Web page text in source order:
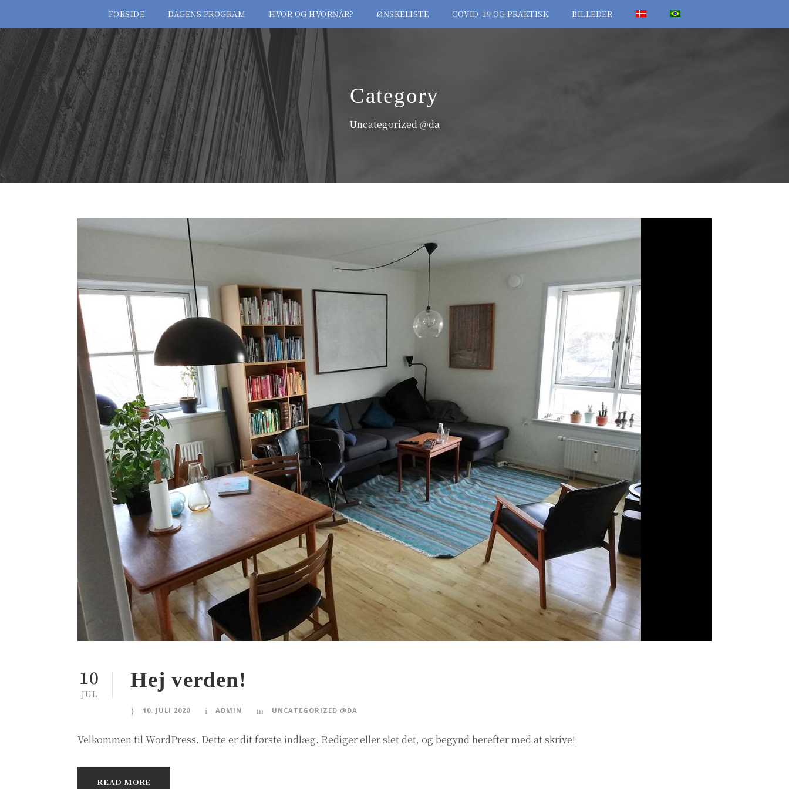
FORSIDE DAGENS PROGRAM HVOR OG HVORNÅR? ØNSKELISTE COVID-19 OG PRAKTISK BILLEDER
Category
Uncategorized @da
10
JUL
Hej verden!
10. JULI 2020 ADMIN UNCATEGORIZED @DA
Velkommen til WordPress. Dette er dit første indlæg. Rediger eller slet det, og begynd herefter med at skrive!
READ MORE